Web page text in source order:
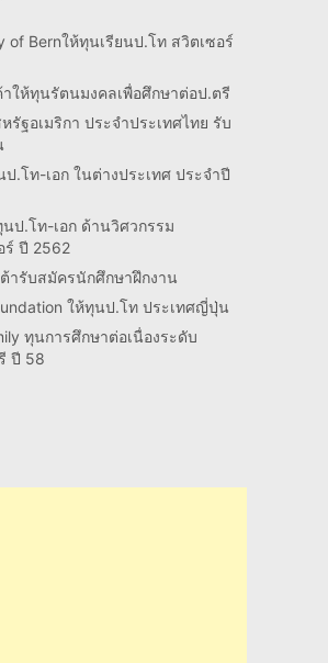
of Bernให้ทุนเรียนป.โท สวิตเซอร์
ให้ทุนรัตนมงคลเพื่อศึกษาต่อป.ตรี
รัฐอเมริกา ประจำประเทศไทย รับ
.โท-เอก ในต่างประเทศ ประจำปี
ป.โท-เอก ด้านวิศวกรรม
ร์ ปี 2562
ารับสมัครนักศึกษาฝึกงาน
ให้ทุนป.โท ประเทศญี่ปุ่น
ทุนการศึกษาต่อเนื่องระดับ
ปี 58